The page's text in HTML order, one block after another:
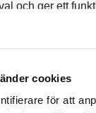
cookies
för att
och ger ett
för snabb
och enkel